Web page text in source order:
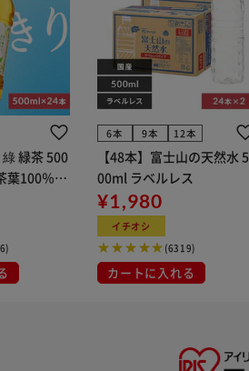
緑茶 500
葉100％使
6本 9本 12本
【48本】富士山の天然水 5
00ml ラベルレス
¥1,980
イチオシ
(6319)
カートに入れる